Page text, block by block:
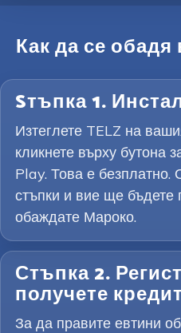
Как да се
Sтъпка 1.
Изтеглете TELZ на
кликнете върху бутона
Play. Това е безплатно.
стъпки и вие ще бъдете
обаждате Мароко.
Стъпка 2.
получете
За да правите евтини